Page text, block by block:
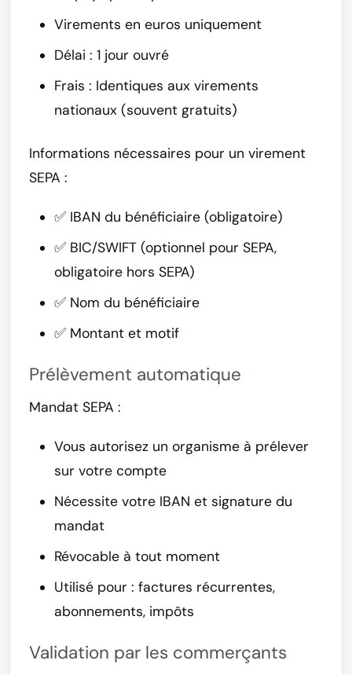
Virements en euros uniquement
Délai : 1 jour ouvré
Frais : Identiques aux virements
nationaux (souvent gratuits)
Informations nécessaires pour un virement
SEPA :
✅ IBAN du bénéficiaire (obligatoire)
✅ BIC/SWIFT (optionnel pour SEPA,
obligatoire hors SEPA)
✅ Nom du bénéficiaire
✅ Montant et motif
Prélèvement automatique
Mandat SEPA :
Vous autorisez un organisme à prélever
sur votre compte
Nécessite votre IBAN et signature du
mandat
Révocable à tout moment
Utilisé pour : factures récurrentes,
abonnements, impôts
Validation par les commerçants